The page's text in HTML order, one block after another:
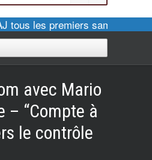
tous les premiers samedis de
avec Mario
– “Compte à
le contrôle